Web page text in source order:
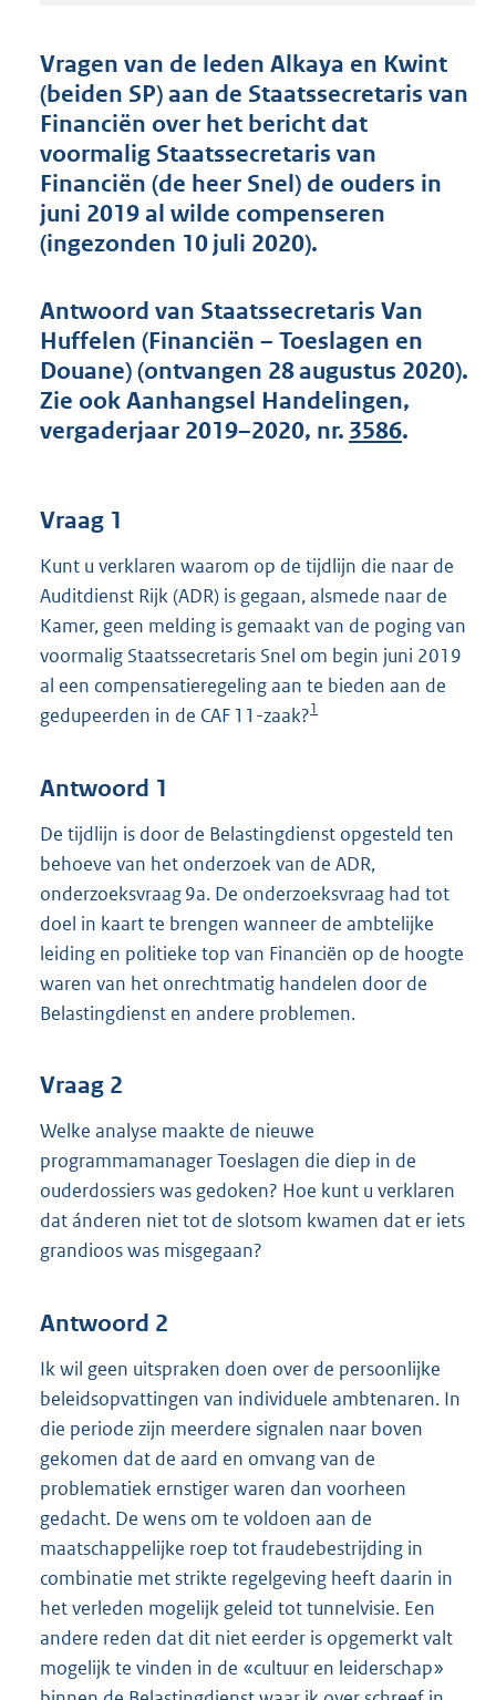
n
d
s
g
r
o
t
t
4
8
b
Vragen van de leden Alkaya en Kwint
(beiden SP) aan de Staatssecretaris van
Financiën over het bericht dat
voormalig Staatssecretaris van
Financiën (de heer Snel) de ouders in
juni 2019 al wilde compenseren
(ingezonden 10 juli 2020).
Antwoord van Staatssecretaris Van
Huffelen (Financiën – Toeslagen en
Douane) (ontvangen 28 augustus 2020).
Zie ook Aanhangsel Handelingen,
vergaderjaar 2019–2020, nr. 3586.
Vraag 1
Kunt u verklaren waarom op de tijdlijn die naar de
Auditdienst Rijk (ADR) is gegaan, alsmede naar de
Kamer, geen melding is gemaakt van de poging van
voormalig Staatssecretaris Snel om begin juni 2019
al een compensatieregeling aan te bieden aan de
gedupeerden in de CAF 11-zaak?1
Antwoord 1
De tijdlijn is door de Belastingdienst opgesteld ten
behoeve van het onderzoek van de ADR,
onderzoeksvraag 9a. De onderzoeksvraag had tot
doel in kaart te brengen wanneer de ambtelijke
leiding en politieke top van Financiën op de hoogte
waren van het onrechtmatig handelen door de
Belastingdienst en andere problemen.
Vraag 2
Welke analyse maakte de nieuwe
programmamanager Toeslagen die diep in de
ouderdossiers was gedoken? Hoe kunt u verklaren
dat ánderen niet tot de slotsom kwamen dat er iets
grandioos was misgegaan?
Antwoord 2
Ik wil geen uitspraken doen over de persoonlijke
beleidsopvattingen van individuele ambtenaren. In
die periode zijn meerdere signalen naar boven
gekomen dat de aard en omvang van de
problematiek ernstiger waren dan voorheen
gedacht. De wens om te voldoen aan de
maatschappelijke roep tot fraudebestrijding in
combinatie met strikte regelgeving heeft daarin in
het verleden mogelijk geleid tot tunnelvisie. Een
andere reden dat dit niet eerder is opgemerkt valt
mogelijk te vinden in de «cultuur en leiderschap»